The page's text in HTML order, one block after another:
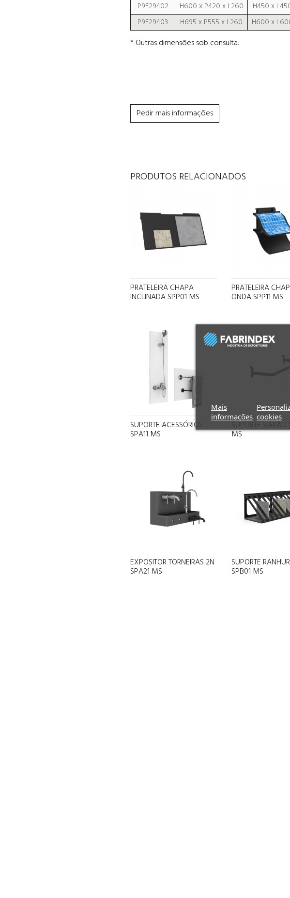
P9F29402 H600 x P420 x L260
H450 x
P9F29403
H695 x P555 x L260 H600 x
* Outras dimensões sob consulta.
Pedir mais informações
PRODUTOS RELACIONADOS
PRATELEIRA CHAPA
INCLINADA SPP01 MS
PRATELEIRA
ONDA SPP11 MS
SUPORTE ACESSÓRIOS
SPA11 MS
SUPORTE VARÃO
MS
EXPOSITOR TORNEIRAS 2N
SPA21 MS
SUPORTE
SPB01 MS
Mais
informações cookies